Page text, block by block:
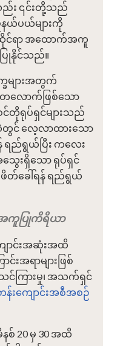
း ၎င်းတို့သည်
ယ်ပယ်များကို
ဆိုင်ရာ အထောက်အကူ
ြုနိုင်သည်။
က္ခများအတွက်
လောက်ဖြစ်သော
င်တိုရုပ်ရှင်များသည်
ထဲတွင် လေ့လာထားသော
ရည်ရွယ်ပြီး ကလေး
ေးရှိသော ရုပ်ရှင်
ဖိတ်ခေါ်ရန် ရည်ရွယ်
ကူပြုကိရိယာ
ာင်းအဆုံးအထိ
အရာများဖြစ်
ကြားမှု၊ အသက်ရှင်
းကျောင်းအစီအစဉ်
နစ် 20 မှ 30 အထိ